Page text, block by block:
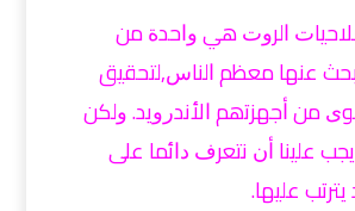
ﺍﻟﺮﻭﺕ ﻫﻲ ﻭﺍﺣﺪﺓ ﻣﻦ
ﻋﻨﻬﺎ ﻣﻌﻈﻢ ﺍﻟﻨﺎﺱ,ﻟﺘﺤﻘﻴﻖ
ﻣﻦ ﺃﺟﻬﺰﺗهم ﺍﻷﻧﺪﺭﻭﻳﺪ. ﻭﻟﻜﻦ
ﻋﻠﻴﻨﺎ ﺃﻥ ﻧﺘﻌﺮﻑ ﺩﺍﺋﻤﺎ ﻋﻠﻰ
ﻋﻠﻴﻬﺎ.